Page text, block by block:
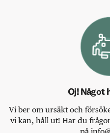
Oj! Något
Vi ber om ursäkt och
vi kan, håll ut! Har du